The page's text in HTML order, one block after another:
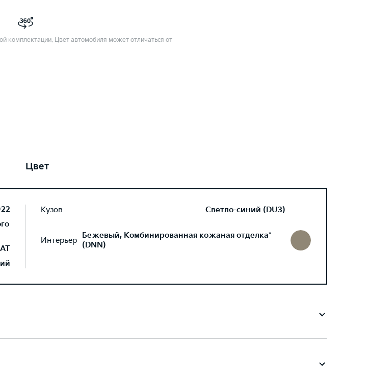
комплектации. Цвет автомобиля может отличаться от
Цвет
Кузов Светло-синий (DU3)
Интерьер Бежевый, Комбинированная кожаная отделка*
(DNN)